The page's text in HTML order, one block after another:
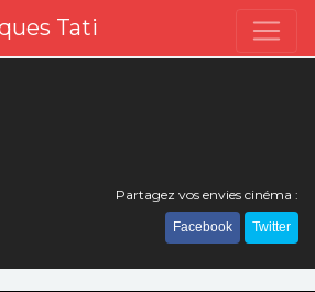
Tati
Partagez vos envies cinéma :
Facebook Twitter